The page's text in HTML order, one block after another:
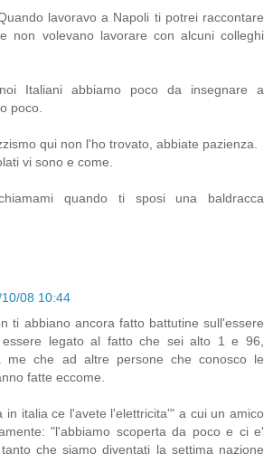
lavoravo a Napoli ti potrei raccontare
non volevano lavorare con alcuni colleghi
Italiani abbiamo poco da insegnare a
poco.
qui non l'ho trovato, abbiate pazienza.
vi sono e come.
quando ti sposi una baldracca
10/08 10:44
ti abbiano ancora fatto battutine sull'essere
essere legato al fatto che sei alto 1 e 96,
me che ad altre persone che conosco le
fatte eccome.
in italia ce l'avete l'elettricita'" a cui un amico
"l'abbiamo scoperta da poco e ci e'
che siamo diventati la settima nazione